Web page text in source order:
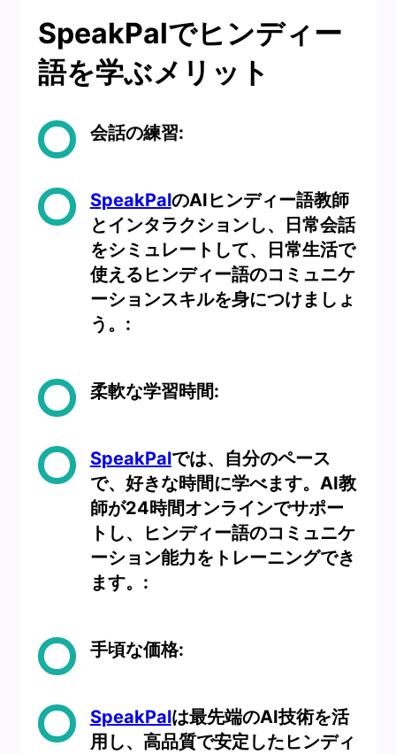
SpeakPalでヒンディー
語を学ぶメリット
会話の練習:
SpeakPalのAIヒンディー語教師
とインタラクションし、日常会話
をシミュレートして、日常生活で
使えるヒンディー語のコミュニケ
ーションスキルを身につけましょ
う。:
柔軟な学習時間:
SpeakPalでは、自分のペース
で、好きな時間に学べます。AI教
師が24時間オンラインでサポー
トし、ヒンディー語のコミュニケ
ーション能力をトレーニングでき
ます。:
手頃な価格:
SpeakPalは最先端のAI技術を活
用し、高品質で安定したヒンディ